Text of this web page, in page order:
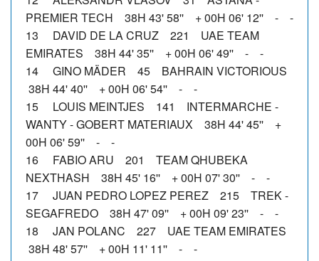
PREMIER TECH 38H 43' 58'' + 00H 06' 12'' - -
13 DAVID DE LA CRUZ 221 UAE TEAM
EMIRATES 38H 44' 35'' + 00H 06' 49'' - -
14 GINO MÄDER 45 BAHRAIN VICTORIOUS
38H 44' 40'' + 00H 06' 54'' - -
15 LOUIS MEINTJES 141 INTERMARCHE -
WANTY - GOBERT MATERIAUX 38H 44' 45'' +
00H 06' 59'' - -
16 FABIO ARU 201 TEAM QHUBEKA
NEXTHASH 38H 45' 16'' + 00H 07' 30'' - -
17 JUAN PEDRO LOPEZ PEREZ 215 TREK -
SEGAFREDO 38H 47' 09'' + 00H 09' 23'' - -
18 JAN POLANC 227 UAE TEAM EMIRATES
38H 48' 57'' + 00H 11' 11'' - -